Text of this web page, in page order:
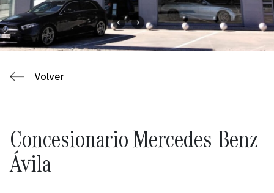
Volver
Concesionario Mercedes-Benz
Ávila